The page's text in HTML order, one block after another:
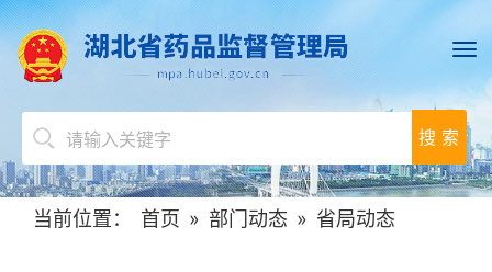
搜 索
当前位置： 首页 » 部门动态 » 省局动态